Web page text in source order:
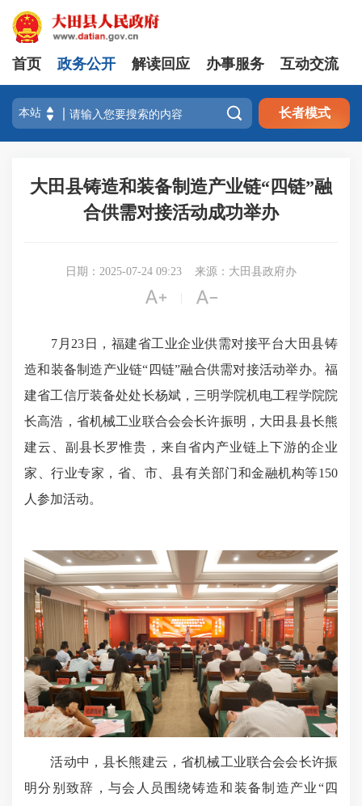
首页 政务公开 解读回应 办事服务 互动交流
 长者模式
大田县铸造和装备制造产业链“四链”融
合供需对接活动成功举办
日期：2025-07-24 09:23 来源：大田县政府办
 
7月23日，福建省工业企业供需对接平台大田县铸
造和装备制造产业链“四链”融合供需对接活动举办。福
建省工信厅装备处处长杨斌，三明学院机电工程学院院
长高浩，省机械工业联合会会长许振明，大田县县长熊
建云、副县长罗惟贵，来自省内产业链上下游的企业
家、行业专家，省、市、县有关部门和金融机构等150
人参加活动。
活动中，县长熊建云，省机械工业联合会会长许振
明分别致辞，与会人员围绕铸造和装备制造产业“四